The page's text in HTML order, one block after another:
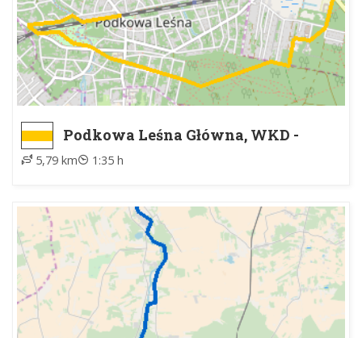
Podkowa Leśna Główna, WKD -
Otrębusy, WKD
5,79 km 1:35 h